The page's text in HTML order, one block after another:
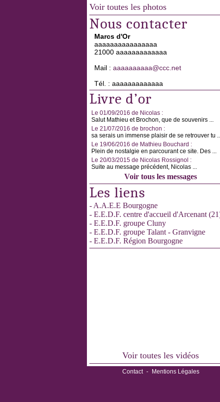
Voir toutes les photos
Nous contacter
Marcs d'Or
aaaaaaaaaaaaaaaa
21000 aaaaaaaaaaaaa
Mail : aaaaaaaaaa@ccc.net
Tél. : aaaaaaaaaaaaa
Livre d’or
Le 01/09/2016 de Nicolas :
Salut Mathieu et Brochon, que de souvenirs ...
Le 21/07/2016 de brochon :
sa serais un immense plaisir de se retrouver tu
Le 19/06/2016 de Mathieu Bouchard :
Plein de nostalgie en parcourant ce site. Des ...
Le 20/03/2015 de Nicolas Rossignol :
Suite au message précédent, Nicolas ...
Voir tous les messages
Les liens
- A.A.E.E Bourgogne
- E.E.D.F. centre d'accueil d'Arcenant
- E.E.D.F. groupe Cluny
- E.E.D.F. groupe Talant - Granvigne
- E.E.D.F. Région Bourgogne
Voir toutes les vidéos
Contact - Mentions Légales